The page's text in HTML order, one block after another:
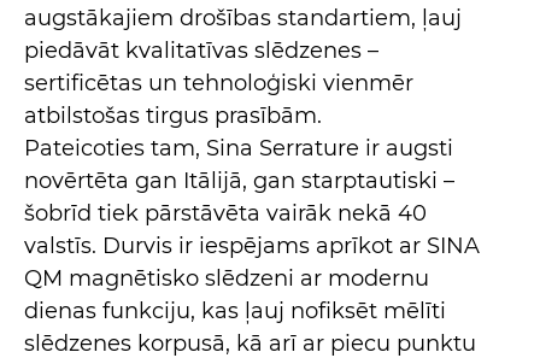
augstākajiem drošības standartiem, ļauj
piedāvāt kvalitatīvas slēdzenes –
sertificētas un tehnoloģiski vienmēr
atbilstošas tirgus prasībām.
Pateicoties tam, Sina Serrature ir augsti
novērtēta gan Itālijā, gan starptautiski –
šobrīd tiek pārstāvēta vairāk nekā 40
valstīs. Durvis ir iespējams aprīkot ar SINA
QM magnētisko slēdzeni ar modernu
dienas funkciju, kas ļauj nofiksēt mēlīti
slēdzenes korpusā, kā arī ar piecu punktu